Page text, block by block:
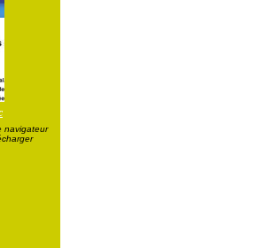
navigateur